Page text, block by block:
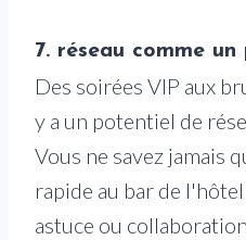
7. réseau comme un
Des soirées VIP aux
y a un potentiel de
Vous ne savez jamais
rapide au bar de
astuce ou